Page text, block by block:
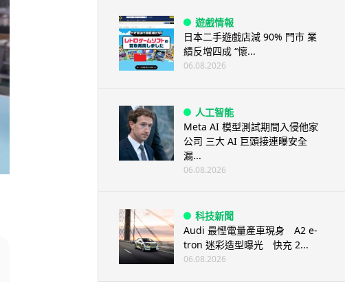
遊戲情報
日本二手遊戲店減 90% 門市 業
績反增四成 “懷...
06.08.2026
人工智能
Meta AI 模型測試期間入侵他家
公司 三大 AI 巨頭接連曝安全
漏...
06.08.2026
科技新聞
Audi 最慳電量產車現身 A2 e-
tron 迷彩造型曝光 快充 2...
06.08.2026